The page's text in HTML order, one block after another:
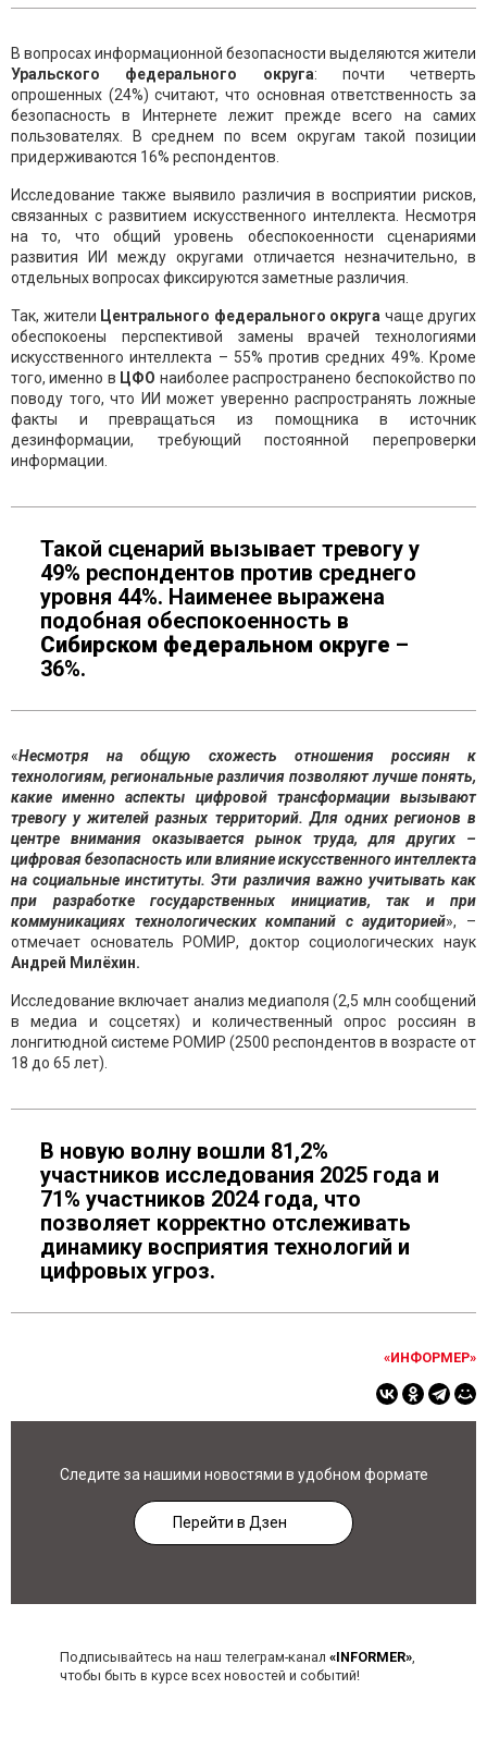
В вопросах информационной безопасности выделяются жители
Уральского федерального округа: почти четверть
опрошенных (24%) считают, что основная ответственность за
безопасность в Интернете лежит прежде всего на самих
пользователях. В среднем по всем округам такой позиции
придерживаются 16% респондентов.
Исследование также выявило различия в восприятии рисков,
связанных с развитием искусственного интеллекта. Несмотря
на то, что общий уровень обеспокоенности сценариями
развития ИИ между округами отличается незначительно, в
отдельных вопросах фиксируются заметные различия.
Так, жители Центрального федерального округа чаще других
обеспокоены перспективой замены врачей технологиями
искусственного интеллекта – 55% против средних 49%. Кроме
того, именно в ЦФО наиболее распространено беспокойство по
поводу того, что ИИ может уверенно распространять ложные
факты и превращаться из помощника в источник
дезинформации, требующий постоянной перепроверки
информации.
Такой сценарий вызывает тревогу у
49% респондентов против среднего
уровня 44%. Наименее выражена
подобная обеспокоенность в
Сибирском федеральном округе –
36%.
«Несмотря на общую схожесть отношения россиян к
технологиям, региональные различия позволяют лучше понять,
какие именно аспекты цифровой трансформации вызывают
тревогу у жителей разных территорий. Для одних регионов в
центре внимания оказывается рынок труда, для других –
цифровая безопасность или влияние искусственного интеллекта
на социальные институты. Эти различия важно учитывать как
при разработке государственных инициатив, так и при
коммуникациях технологических компаний с аудиторией», –
отмечает основатель РОМИР, доктор социологических наук
Андрей Милёхин.
Исследование включает анализ медиаполя (2,5 млн сообщений
в медиа и соцсетях) и количественный опрос россиян в
лонгитюдной системе РОМИР (2500 респондентов в возрасте от
18 до 65 лет).
В новую волну вошли 81,2%
участников исследования 2025 года и
71% участников 2024 года, что
позволяет корректно отслеживать
динамику восприятия технологий и
цифровых угроз.
«ИНФОРМЕР»
Следите за нашими новостями в удобном формате
Перейти в Дзен
Подписывайтесь на наш телеграм-канал «INFORMER»,
чтобы быть в курсе всех новостей и событий!